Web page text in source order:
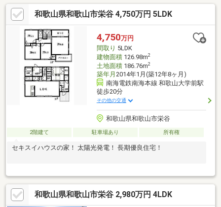
応・女性スタッフ対応も可能♪詳細資料のご請求・物件見学のご依
頼はお気軽に「お電話」または「資料請求ボタン」からお問い合
わせください！【住宅ローン相談会開催中】初めてでご不安な
方、各借入限度額を知りたい方資金・支払い計画を立てたい方、
住み替えをお考えの方無料相談受付中です♪お気軽にお電話くださ
和歌山県和歌山市栄谷 4,750万円 5LDK
4,750万円
間取り 5LDK
建物面積126.98m2
土地面積186.76m2
築年月 2014年1月(築12年8ヶ月)
南海電鉄南海本線 和歌山大学前駅
徒歩20分
その他の交通
和歌山県和歌山市栄谷
2階建て 駐車場あり 所有権
セキスイハウスの家！ 太陽光発電！ 長期優良住宅！
和歌山県和歌山市栄谷 2,980万円 4LDK